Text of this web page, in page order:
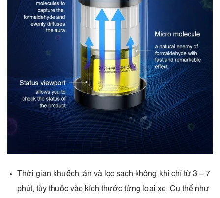
Thời gian khuếch tán và lọc sạch không khí chỉ từ 3 – 7
phút, tùy thuộc vào kích thước từng loại xe. Cụ thể như